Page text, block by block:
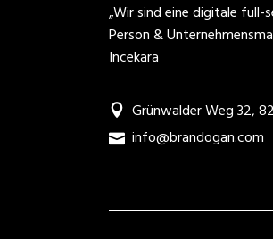
„Wir sind eine digitale
Person &
Incekara
Grünwalder Weg 32,
info@brandogan.com